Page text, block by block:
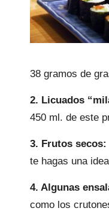
38 gramos de
2. Licuados
450 ml. de este
3. Frutos secos:
te hagas una
4. Algunas
como los